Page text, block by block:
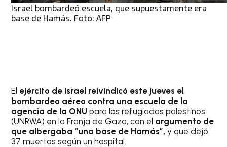
Israel bombardeó escuela, que supuestamente era
base de Hamás. Foto: AFP
El ejército de Israel reivindicó este jueves el
bombardeo aéreo contra una escuela de la
agencia de la ONUpara los refugiados palestinos
(UNRWA) en la Franja de Gaza, con el argumento de
que albergaba “una base de Hamás”,y que dejó
37 muertos según un hospital.